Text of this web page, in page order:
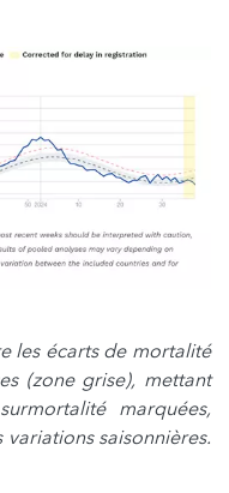
les écarts de mortalité
(zone grise), mettant
marquées,
saisonnières.